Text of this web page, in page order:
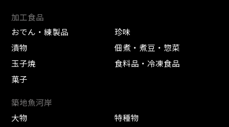
加工食品
おでん・練製品
珍味
漬物
佃煮・煮豆・惣菜
玉子焼
食料品・冷凍食品
菓子
築地魚河岸
大物
特種物